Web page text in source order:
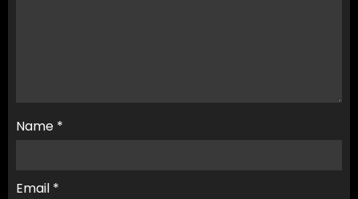
Name *
Email *